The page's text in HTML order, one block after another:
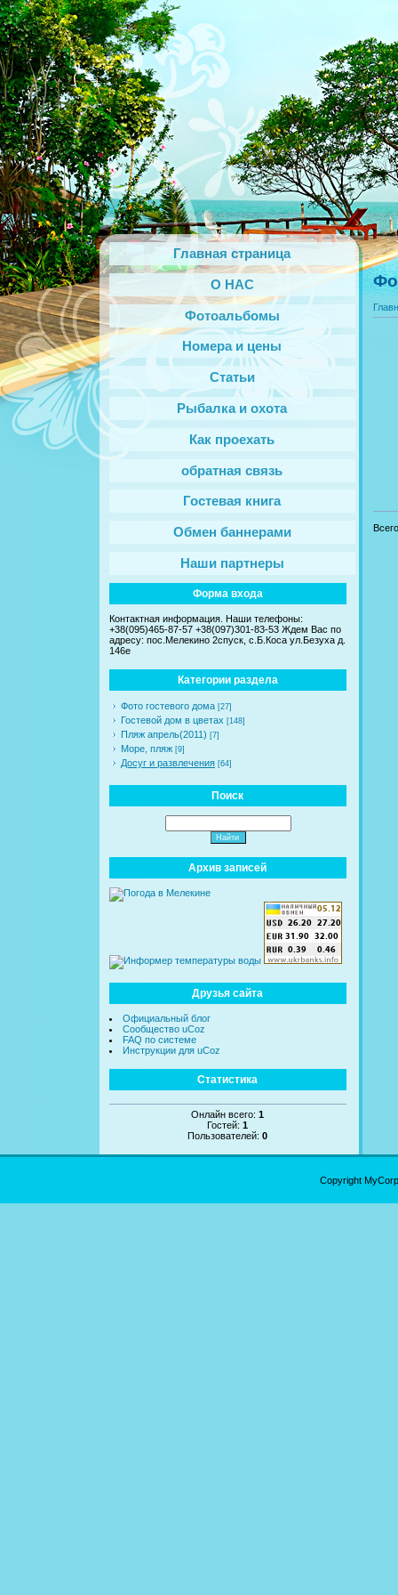
Главная страница
О НАС
Фотоальбомы
Номера и цены
Статьи
Рыбалка и охота
Как проехать
обратная связь
Гостевая книга
Обмен баннерами
Наши партнеры
Форма входа
Контактная информация. Наши телефоны:
+38(095)465-87-57 +38(097)301-83-53 Ждем Вас по
адресу: пос.Мелекино 2спуск, c.Б.Коса ул.Безуха д.
146е
Категории раздела
Фото гостевого дома [27]
Гостевой дом в цветах [148]
Пляж апрель(2011) [7]
Море, пляж [9]
Досуг и развлечения [64]
Поиск
Архив записей
Друзья сайта
Официальный блог
Сообщество uCoz
FAQ по системе
Инструкции для uCoz
Статистика
Онлайн всего:1
Гостей:1
Пользователей:0
Copyright